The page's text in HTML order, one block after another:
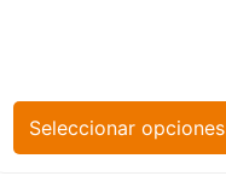
Seleccionar opciones